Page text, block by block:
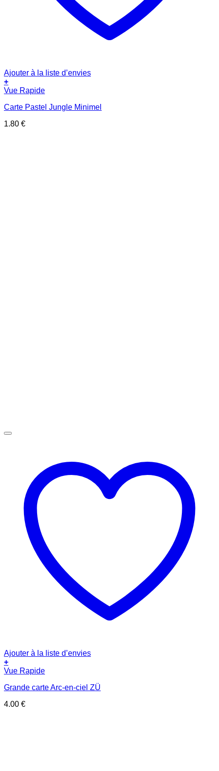
Ajouter à la liste d’envies
+
Vue Rapide
Carte Pastel Jungle Minimel
1.80 €
Ajouter à la liste d’envies
+
Vue Rapide
Grande carte Arc-en-ciel ZÜ
4.00 €